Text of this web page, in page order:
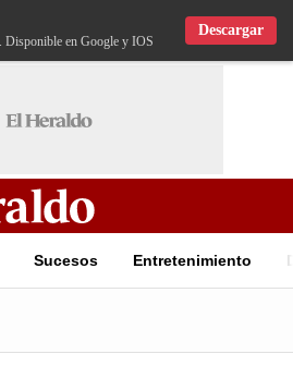
Disponible en Google y IOS
Descargar
Sucesos Entretenimiento